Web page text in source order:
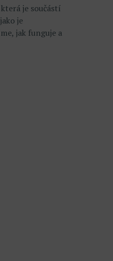
je součástí
je
jak funguje a